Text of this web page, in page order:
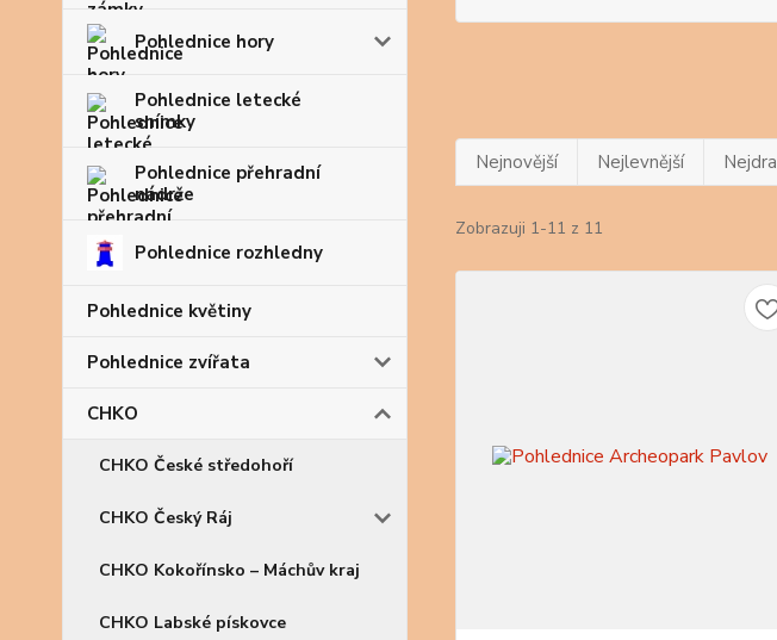
Pohlednice hory
Pohlednice letecké
snímky
Pohlednice přehradní
nádrže
Pohlednice rozhledny
Pohlednice květiny
Pohlednice zvířata
CHKO
CHKO České středohoří
CHKO Český Ráj
CHKO Kokořínsko – Máchův kraj
CHKO Labské pískovce
Nejnovější Nejlevnější
Zobrazuji 1-11 z 11